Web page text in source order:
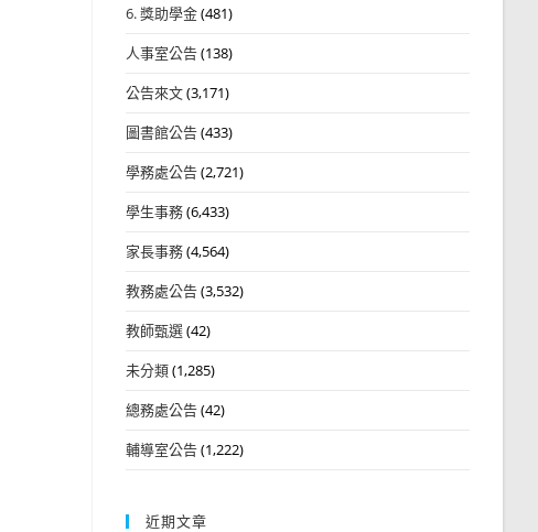
6. 獎助學金(481)
人事室公告(138)
公告來文(3,171)
圖書館公告(433)
學務處公告(2,721)
學生事務(6,433)
家長事務(4,564)
教務處公告(3,532)
教師甄選(42)
未分類(1,285)
總務處公告(42)
輔導室公告(1,222)
近期文章